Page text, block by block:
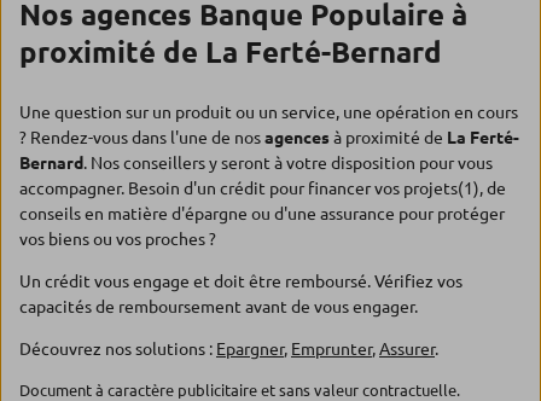
Nos agences Banque Populaire à
proximité de La Ferté-Bernard
Une question sur un produit ou un service, une opération en cours
? Rendez-vous dans l'une de nosagencesà proximité de La Ferté-
Bernard. Nos conseillers y seront à votre disposition pour vous
accompagner. Besoin d'un crédit pour financer vos projets(1), de
conseils en matière d'épargne ou d'une assurance pour protéger
vos biens ou vos proches ?
Un crédit vous engage et doit être remboursé. Vérifiez vos
capacités de remboursement avant de vous engager.
Découvrez nos solutions : Epargner, Emprunter,Assurer.
Document à caractère publicitaire et sans valeur contractuelle.